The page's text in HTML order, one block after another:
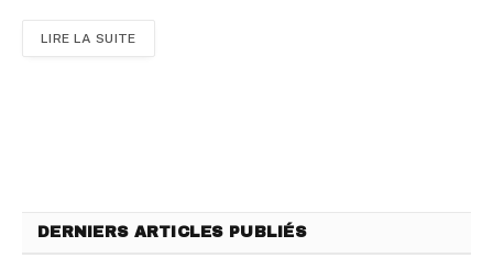
LIRE LA SUITE
DERNIERS ARTICLES PUBLIÉS